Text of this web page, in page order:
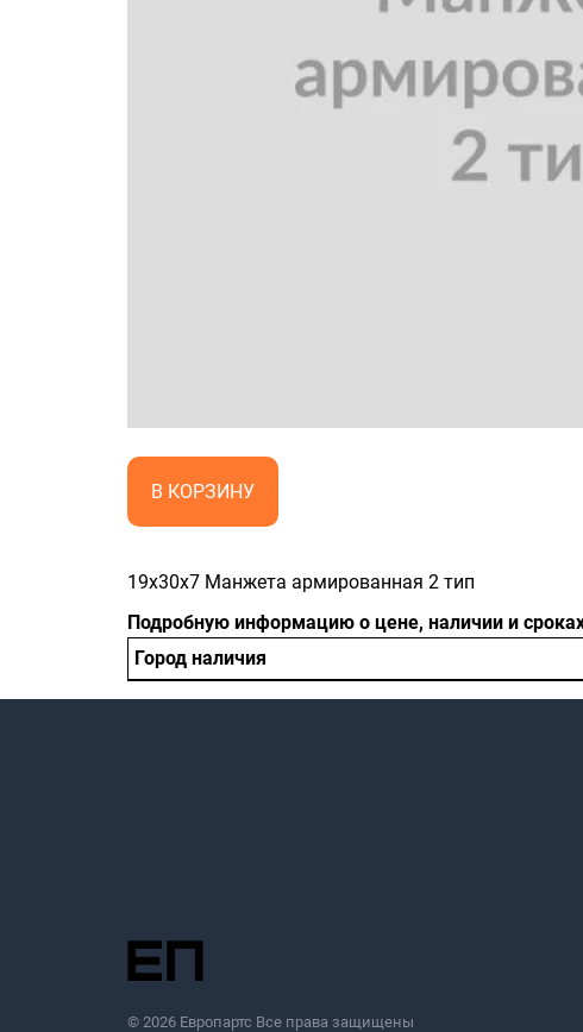
В КОРЗИНУ
19x30x7 Манжета армированная 2 тип
Подробную информацию о цене, наличии и
Город наличия
© 2026 Европартс Все права защищены